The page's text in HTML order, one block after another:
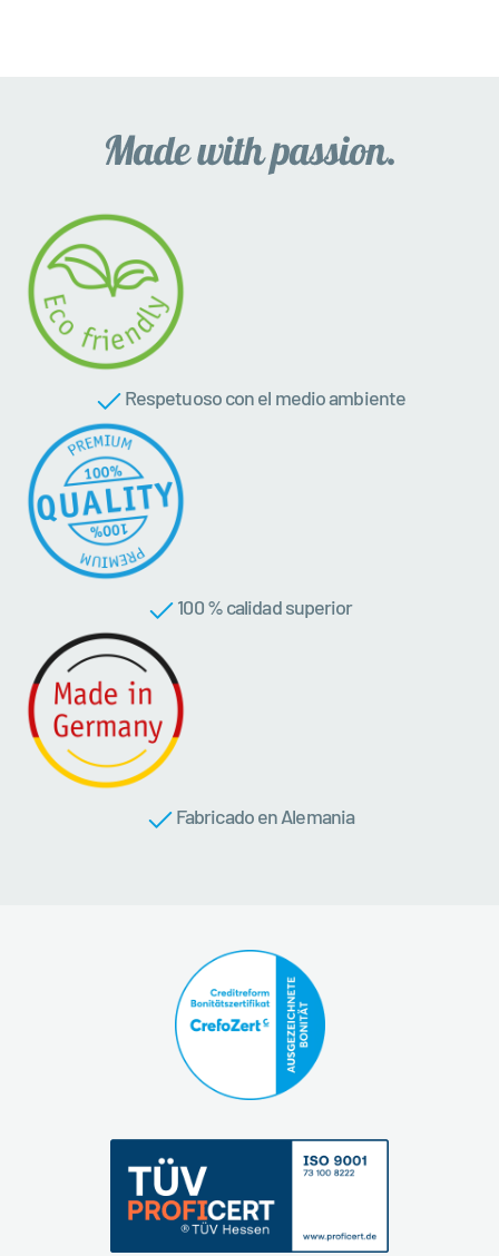
Respetuoso con el medio ambiente
100 % calidad superior
Fabricado en Alemania